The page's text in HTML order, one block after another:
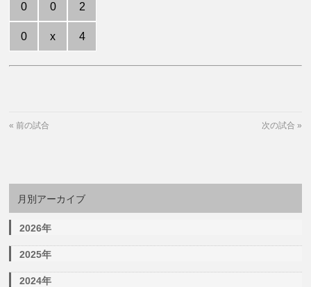
0
0
0
x
2
4
«前の試合 次の試合 »
月別アーカイブ
2026年
2025年
2024年